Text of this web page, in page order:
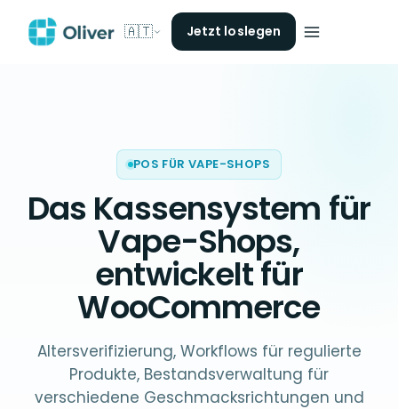
🇦🇹 Jetzt loslegen
POS FÜR VAPE-SHOPS
DasKassensystem für
Vape-Shops,
entwickelt für
WooCommerce
Altersverifizierung, Workflows für regulierte
Produkte, Bestandsverwaltung für
verschiedene Geschmacksrichtungen und